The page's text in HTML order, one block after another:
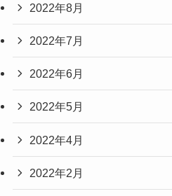
2022年8月
2022年7月
2022年6月
2022年5月
2022年4月
2022年2月